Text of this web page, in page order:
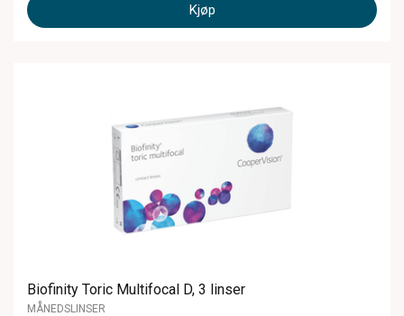
Kjøp
Biofinity Toric Multifocal D, 3 linser
MÅNEDSLINSER